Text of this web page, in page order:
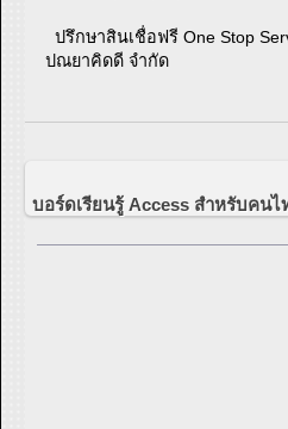
ปรึกษาสินเชื่อฟรี One Stop
ปณยาคิดดี จำกัด
บอร์ดเรียนรู้ Access สำหรับคนไ